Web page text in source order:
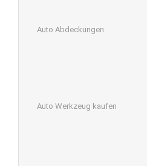
Auto Abdeckungen
Auto Werkzeug kaufen